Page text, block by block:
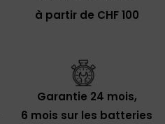
à partir de CHF 100
Garantie 24 mois,
6 mois sur les batteries